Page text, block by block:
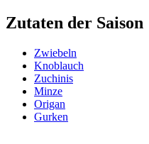
Zutaten der Saison
Zwiebeln
Knoblauch
Zuchinis
Minze
Origan
Gurken